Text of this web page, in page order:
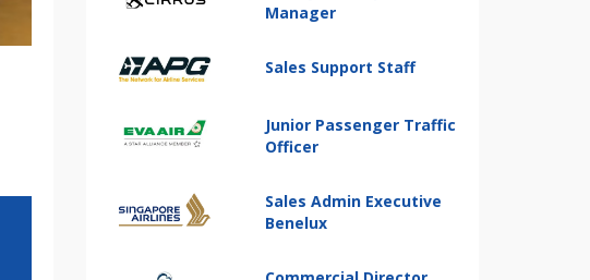
Manager
Sales Support Staff
Junior Passenger Traffic
Officer
Sales Admin Executive
Benelux